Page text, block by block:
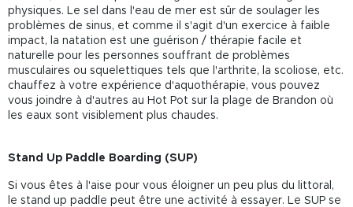
physiques. Le sel dans l'eau de mer est sûr de soulager les
problèmes de sinus, et comme il s'agit d'un exercice à faible
impact, la natation est une guérison / thérapie facile et
naturelle pour les personnes souffrant de problèmes
musculaires ou squelettiques tels que l'arthrite, la scoliose, etc.
chauffez à votre expérience d'aquothérapie, vous pouvez
vous joindre à d'autres au Hot Pot sur la plage de Brandon où
les eaux sont visiblement plus chaudes.
Stand Up Paddle Boarding (SUP)
Si vous êtes à l'aise pour vous éloigner un peu plus du littoral,
le stand up paddle peut être une activité à essayer. Le SUP se